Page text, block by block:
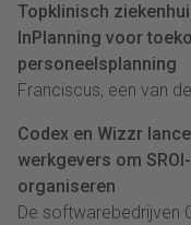
Topklinisch
InPlanning voor
personeelsplanning
Franciscus, een van
Codex en Wizzr
werkgevers om
organiseren
De softwarebedrijven